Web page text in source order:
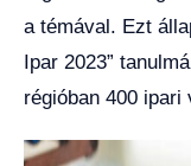
a témával. Ezt
Ipar 2023”
régióban 400